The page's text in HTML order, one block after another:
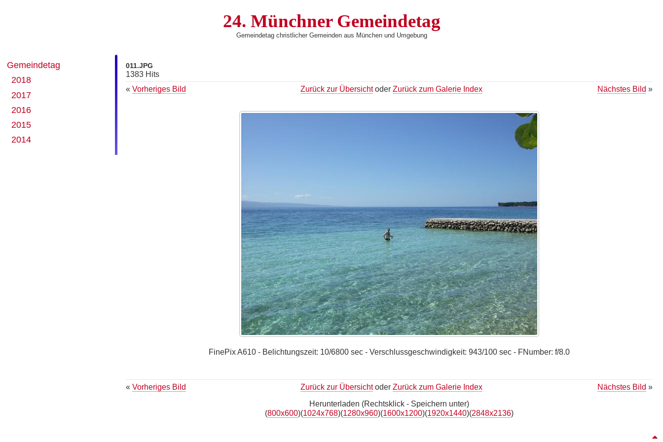
24. Münchner Gemeindetag
Gemeindetag christlicher Gemeinden aus München und Umgebung
Gemeindetag
2018
2017
2016
2015
2014
011.JPG
1383 Hits
« Vorheriges Bild Nächstes Bild »
Zurück zur ÜbersichtoderZurück zum Galerie Index
FinePix A610 - Belichtungszeit: 10/6800 sec - Verschlussgeschwindigkeit: 943/100 sec - FNumber: f/8.0
« Vorheriges Bild Nächstes Bild »
Zurück zur ÜbersichtoderZurück zum Galerie Index
Herunterladen (Rechtsklick - Speichern unter)
(800x600)(1024x768)(1280x960)(1600x1200)(1920x1440)(2848x2136)